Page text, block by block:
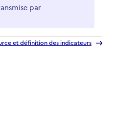
par
et définition des indicateurs